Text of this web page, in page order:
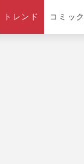
トレンド コミッ